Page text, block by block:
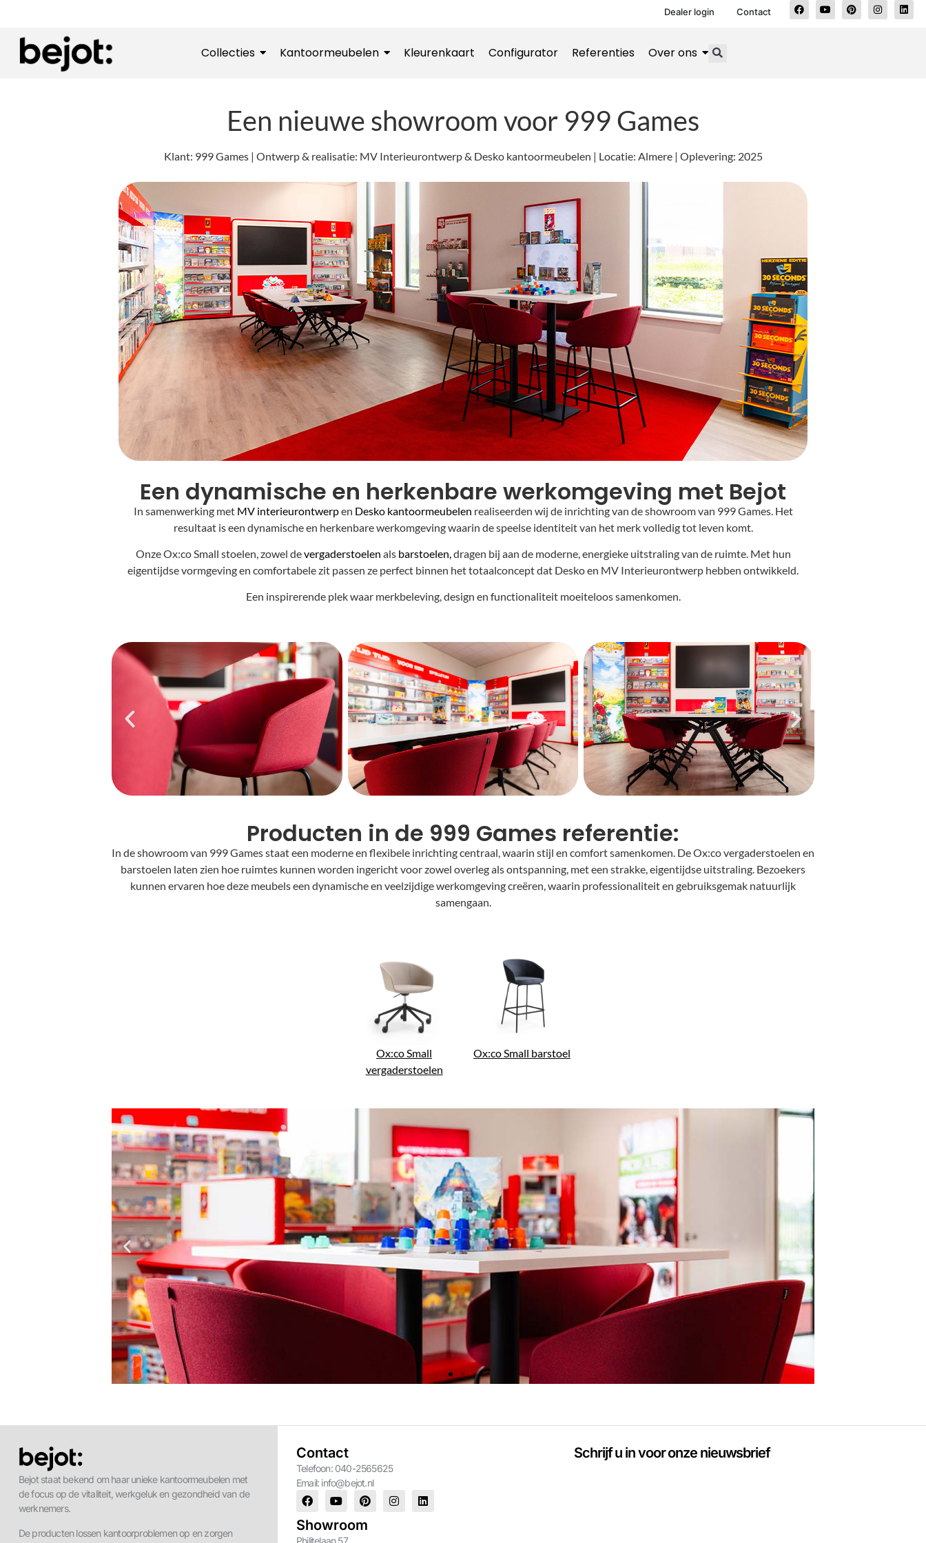
Dealer login Contact
Collecties Kantoormeubelen Kleurenkaart Configurator Referenties Over ons
Een nieuwe showroom voor 999 Games
Klant: 999 Games | Ontwerp & realisatie: MV Interieurontwerp & Desko kantoormeubelen | Locatie: Almere | Oplevering: 2025
Een dynamische en herkenbare werkomgeving met Bejot
In samenwerking met MV interieurontwerpen Desko kantoormeubelen realiseerden wij de inrichting van de showroom van 999 Games. Het
resultaat is een dynamische en herkenbare werkomgeving waarin de speelse identiteit van het merk volledig tot leven komt.
Onze Ox:co Small stoelen, zowel devergaderstoelen als barstoelen,dragen bij aan de moderne, energieke uitstraling van de ruimte. Met hun
eigentijdse vormgeving en comfortabele zit passen ze perfect binnen het totaalconcept dat Desko en MV Interieurontwerp hebben ontwikkeld.
Een inspirerende plek waar merkbeleving, design en functionaliteit moeiteloos samenkomen.
Producten in de 999 Games referentie:
In de showroom van 999 Games staat een moderne en flexibele inrichting centraal, waarin stijl en comfort samenkomen. De Ox:co vergaderstoelen en
barstoelen laten zien hoe ruimtes kunnen worden ingericht voor zowel overleg als ontspanning, met een strakke, eigentijdse uitstraling. Bezoekers
kunnen ervaren hoe deze meubels een dynamische en veelzijdige werkomgeving creëren, waarin professionaliteit en gebruiksgemak natuurlijk
samengaan.
Ox:co Small
vergaderstoelen
Ox:co Small barstoel
Bejot staat bekend om haar unieke kantoormeubelen met
de focus op de vitaliteit, werkgeluk en gezondheid van de
werknemers.
De producten lossen kantoorproblemen op en zorgen
Contact
Telefoon: 040-2565625
Email: info@bejot.nl
Showroom
Philitelaan 57
Schrijf u in voor onze nieuwsbrief